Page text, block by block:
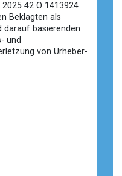
42 O 1413924
Beklagten als
darauf basierenden
und
von Urheber-